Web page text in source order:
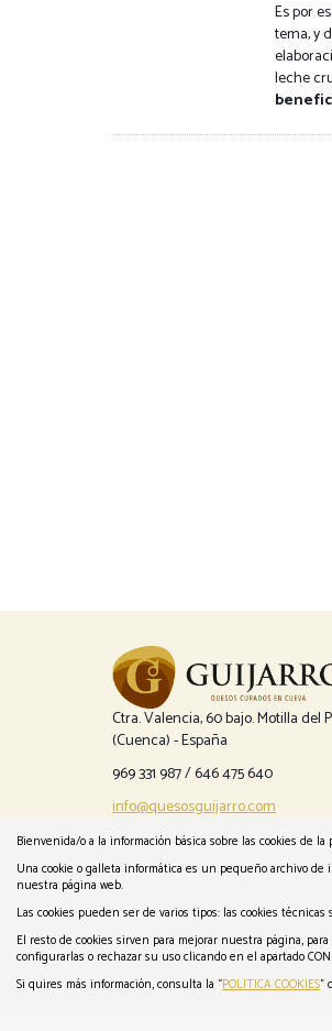
Es por
tema, y
leche
Ctra. Valencia, 60 bajo. Motilla del
(Cuenca) - España
969 331 987/646 475 640
info@quesosguijarro.com
Bienvenida/o a la información básica sobre las cookies de
Una cookie o galleta informática es un pequeño archivo
nuestra página web.
Las cookies pueden ser de varios tipos: las cookies
El resto de cookies sirven para mejorar nuestra página,
configurarlas o rechazar su uso clicando en el apartado
Si quires más información, consulta la “POLITICA COOKIES”